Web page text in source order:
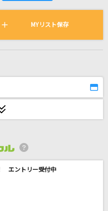
ている曲の一覧
MYリスト保存
エントリー受付中